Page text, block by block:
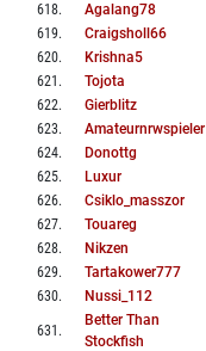
618. Agalang78
619. Craigsholl66
620. Krishna5
621 . Tojota
622. Gierblitz
623. Amateurnrwspieler
624. Donottg
625. Luxur
626. Csiklo_masszor
627. Touareg
628. Nikzen
629. Tartakower777
630. Nussi_112
631 .
Better Than
Stockfish